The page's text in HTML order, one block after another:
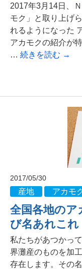
2017年3月14日、
モク」と取り上げ
れるようになった
アカモクの紹介が
… 続きを読む →
2017/05/30
産地 アカモ
全国各地のア
び名あれこれ
私たちがあつかっ
界灘産のものを加
存在します。その